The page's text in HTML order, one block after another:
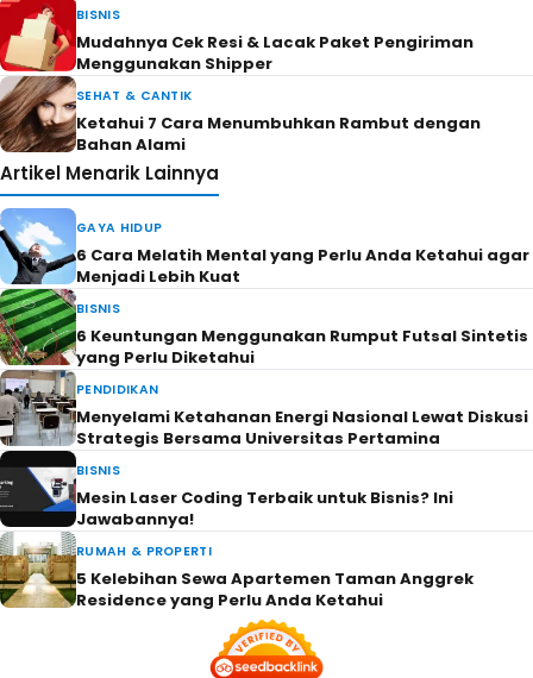
BISNIS
Mudahnya Cek Resi & Lacak Paket Pengiriman
Menggunakan Shipper
SEHAT & CANTIK
Ketahui 7 Cara Menumbuhkan Rambut dengan
Bahan Alami
Artikel Menarik Lainnya
GAYA HIDUP
6 Cara Melatih Mental yang Perlu Anda Ketahui agar
Menjadi Lebih Kuat
BISNIS
6 Keuntungan Menggunakan Rumput Futsal Sintetis
yang Perlu Diketahui
PENDIDIKAN
Menyelami Ketahanan Energi Nasional Lewat Diskusi
Strategis Bersama Universitas Pertamina
BISNIS
Mesin Laser Coding Terbaik untuk Bisnis? Ini
Jawabannya!
RUMAH & PROPERTI
5 Kelebihan Sewa Apartemen Taman Anggrek
Residence yang Perlu Anda Ketahui